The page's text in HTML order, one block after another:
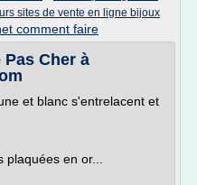
sites de vente en ligne bijoux
comment faire
Cher à
et blanc s'entrelacent et
en or...